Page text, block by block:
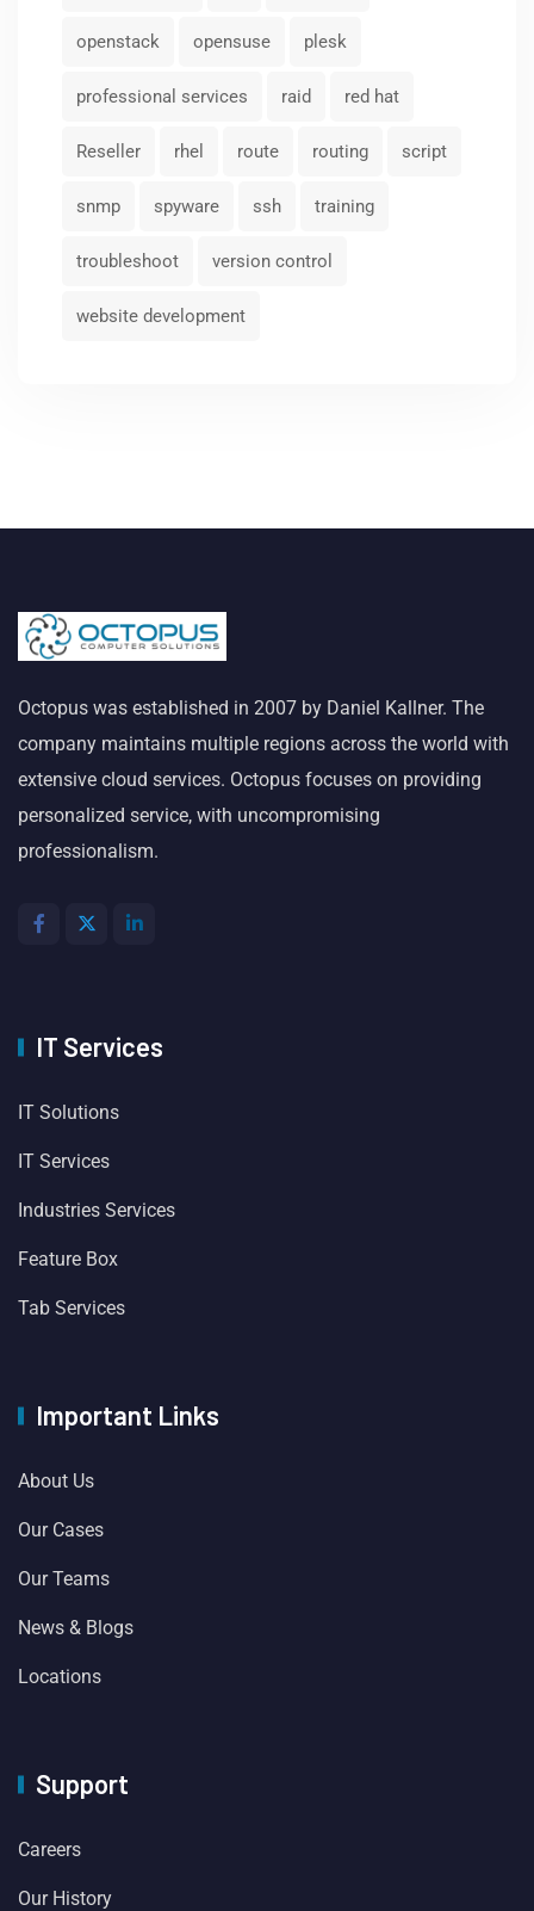
openstack opensuse plesk
professional services raid red hat
Reseller rhel route routing script
snmp spyware ssh training
troubleshoot version control
website development
Octopus was established in 2007 by Daniel Kallner. The
company maintains multiple regions across the world with
extensive cloud services. Octopus focuses on providing
personalized service, with uncompromising
professionalism.
IT Services
IT Solutions
IT Services
Industries Services
Feature Box
Tab Services
Important Links
About Us
Our Cases
Our Teams
News & Blogs
Locations
Support
Careers
Our History